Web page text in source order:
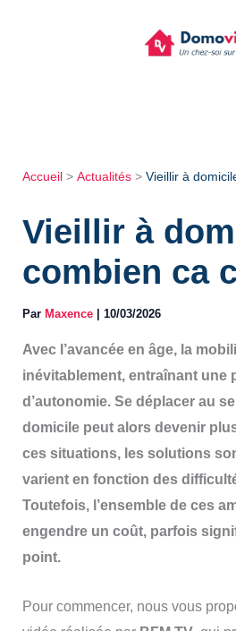
Accueil Actualités Vieillir à
Vieillir à
combien ca
Par Maxence 10/03/2026
Avec l’avancée en âge, la
inévitablement, entraînant une
d’autonomie. Se déplacer au
domicile peut alors devenir
ces situations, les solutions
varient en fonction des
Toutefois, l’ensemble de ces
engendre un coût, parfois
point.
Pour commencer, nous vous